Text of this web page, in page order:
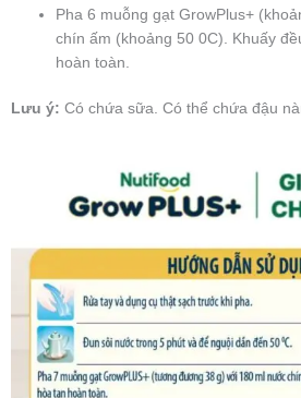
Pha 6 muỗng gạt GrowPlus+
chín ấm (khoảng 50 0C). Khuấy
hoàn toàn.
Lưu ý: Có chứa sữa. Có thể chứa đậu